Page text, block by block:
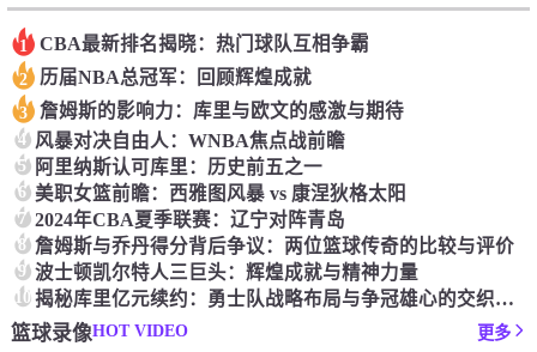
1 CBA最新排名揭晓：热门球队互相争霸
2 历届NBA总冠军：回顾辉煌成就
3 詹姆斯的影响力：库里与欧文的感激与期待
4 ‌风暴对决自由人：‌WNBA焦点战前瞻‌
5 ‌阿里纳斯认可库里：‌历史前五之一
6 美职女篮前瞻：‌西雅图风暴 vs 康涅狄格太阳
7 2024年CBA夏季联赛：辽宁对阵青岛
8 詹姆斯与乔丹得分背后争议：两位篮球传奇的比较与评价
9 波士顿凯尔特人三巨头：辉煌成就与精神力量
10 揭秘库里亿元续约：勇士队战略布局与争冠雄心的交织之谜
篮球录像HOT VIDEO 更多